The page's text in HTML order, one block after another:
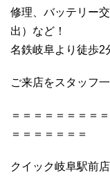
修理、バッテリー
出）など！
名鉄岐阜より徒歩2
ご来店をスタッフ
＝＝＝＝＝＝＝＝
＝＝＝＝＝＝＝
クイック岐阜駅前